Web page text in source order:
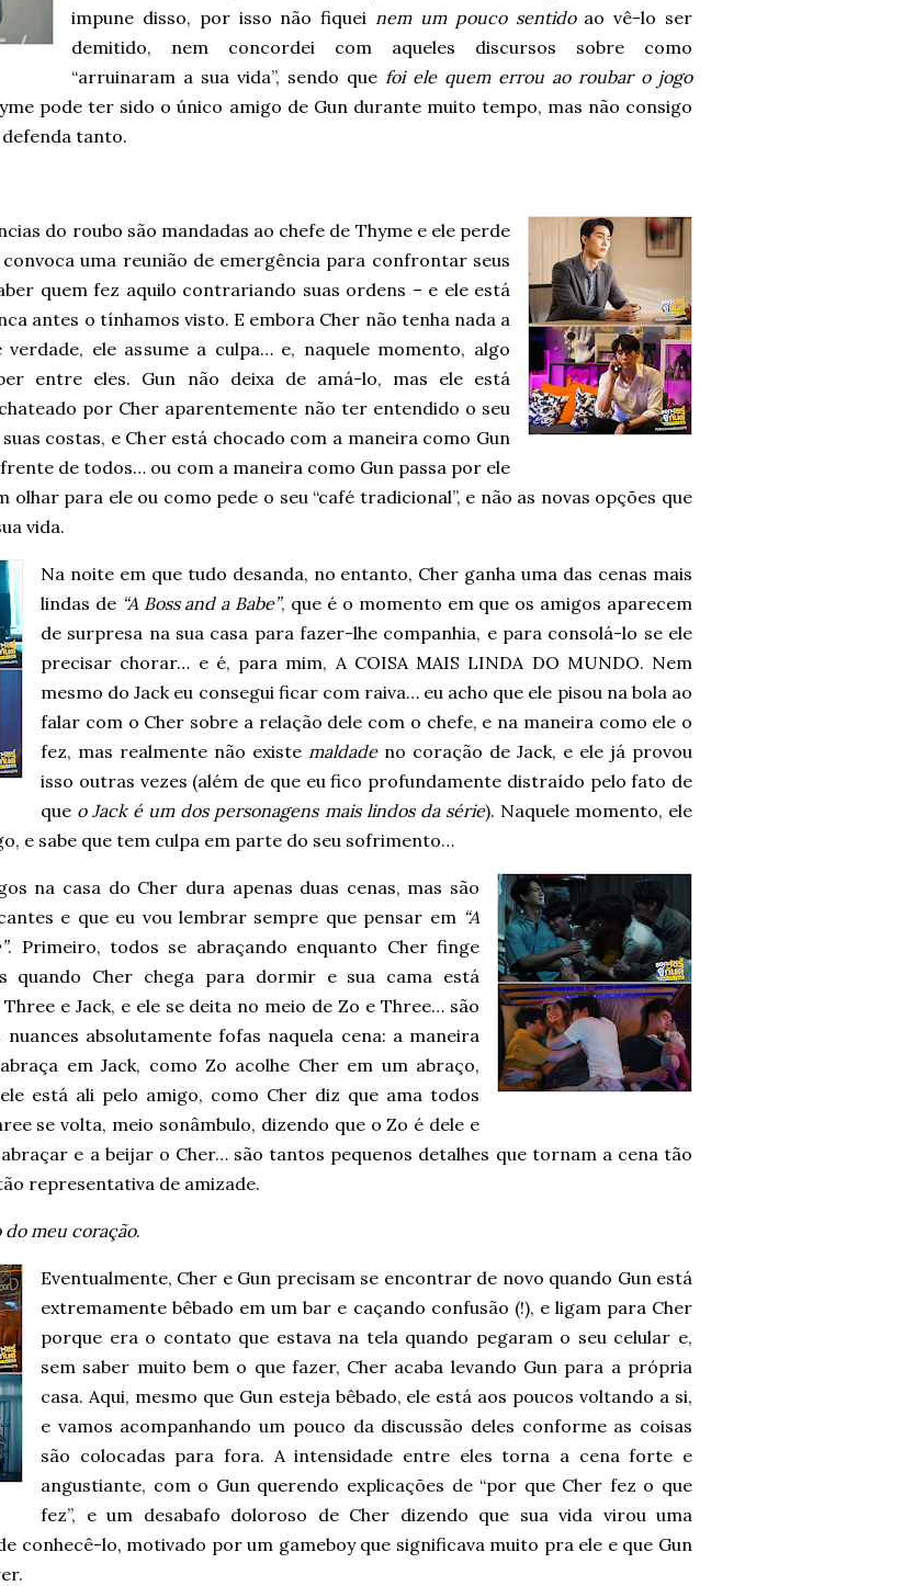
impune disso, por isso não fiquei nem um pouco sentidoao vê-lo ser
demitido, nem concordei com aqueles discursos sobre como
“arruinaram a sua vida”, sendo que foi ele quem errou ao roubar o jogo
pode ter sido o único amigo de Gun durante muito tempo, mas não consigo
tanto.
do roubo são mandadas ao chefe de Thyme e ele perde
uma reunião de emergência para confrontar seus
quem fez aquilo contrariando suas ordens – e ele está
antes o tínhamos visto. E embora Cher não tenha nada a
ele assume a culpa… e, naquele momento, algo
entre eles. Gun não deixa de amá-lo, mas ele está
por Cher aparentemente não ter entendido o seu
costas, e Cher está chocado com a maneira como Gun
de todos… ou com a maneira como Gun passa por ele
olhar para ele ou como pede o seu “café tradicional”, e não as novas opções que
vida.
Na noite em que tudo desanda, no entanto, Cher ganha uma das cenas mais
lindas de “A Boss and a Babe”, que é o momento em que os amigos aparecem
de surpresa na sua casa para fazer-lhe companhia, e para consolá-lo se ele
precisar chorar… e é, para mim, A COISA MAIS LINDA DO MUNDO. Nem
mesmo do Jack eu consegui ficar com raiva… eu acho que ele pisou na bola ao
falar com o Cher sobre a relação dele com o chefe, e na maneira como ele o
fez, mas realmente não existe maldadeno coração de Jack, e ele já provou
isso outras vezes (além de que eu fico profundamente distraído pelo fato de
que o Jack é um dos personagens mais lindos da série). Naquele momento, ele
e sabe que tem culpa em parte do seu sofrimento…
na casa do Cher dura apenas duas cenas, mas são
e que eu vou lembrar sempre que pensar em “A
. Primeiro, todos se abraçando enquanto Cher finge
quando Cher chega para dormir e sua cama está
e Jack, e ele se deita no meio de Zo e Three… são
nuances absolutamente fofas naquela cena: a maneira
em Jack, como Zo acolhe Cher em um abraço,
está ali pelo amigo, como Cher diz que ama todos
se volta, meio sonâmbulo, dizendo que o Zo é dele e
e a beijar o Cher… são tantos pequenos detalhes que tornam a cena tão
representativa de amizade.
meu coração.
Eventualmente, Cher e Gun precisam se encontrar de novo quando Gun está
extremamente bêbado em um bar e caçando confusão (!), e ligam para Cher
porque era o contato que estava na tela quando pegaram o seu celular e,
sem saber muito bem o que fazer, Cher acaba levando Gun para a própria
casa. Aqui, mesmo que Gun esteja bêbado, ele está aos poucos voltando a si,
e vamos acompanhando um pouco da discussão deles conforme as coisas
são colocadas para fora. A intensidade entre eles torna a cena forte e
angustiante, com o Gun querendo explicações de “por que Cher fez o que
fez”, e um desabafo doloroso de Cher dizendo que sua vida virou uma
conhecê-lo, motivado por um gameboy que significava muito pra ele e que Gun